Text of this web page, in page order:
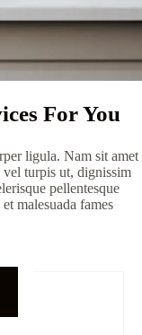
For You
ligula. Nam sit amet
turpis ut, dignissim
pellentesque
malesuada fames.